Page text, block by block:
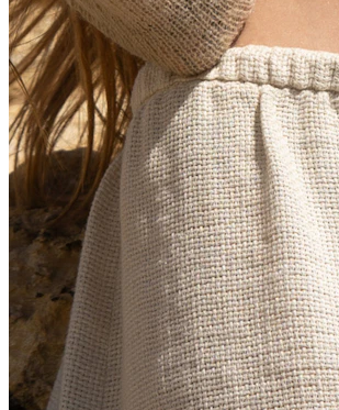
Stretching
14K guldsmykker